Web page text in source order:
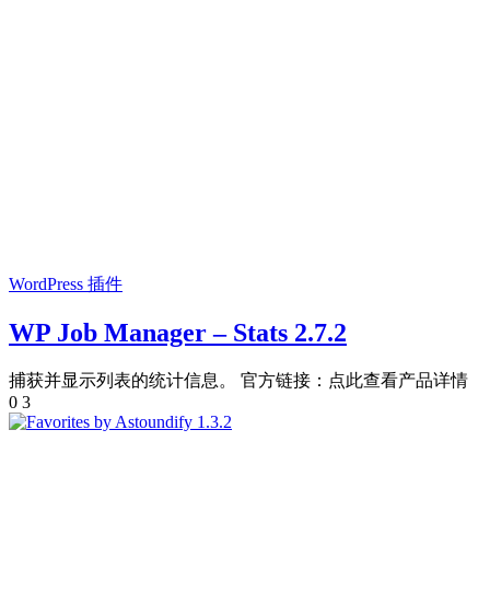
WordPress 插件
WP Job Manager – Stats 2.7.2
捕获并显示列表的统计信息。 官方链接：点此查看产品详情
0 3